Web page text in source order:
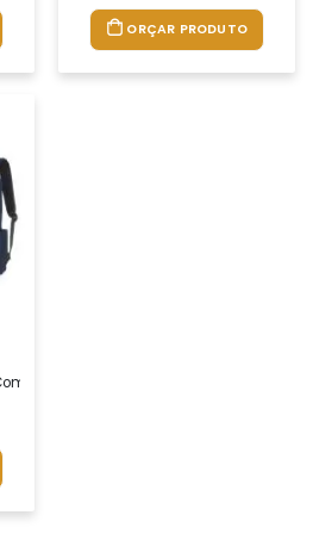
ORÇAR PRODUTO
Dois Compartimentos, Sendo O